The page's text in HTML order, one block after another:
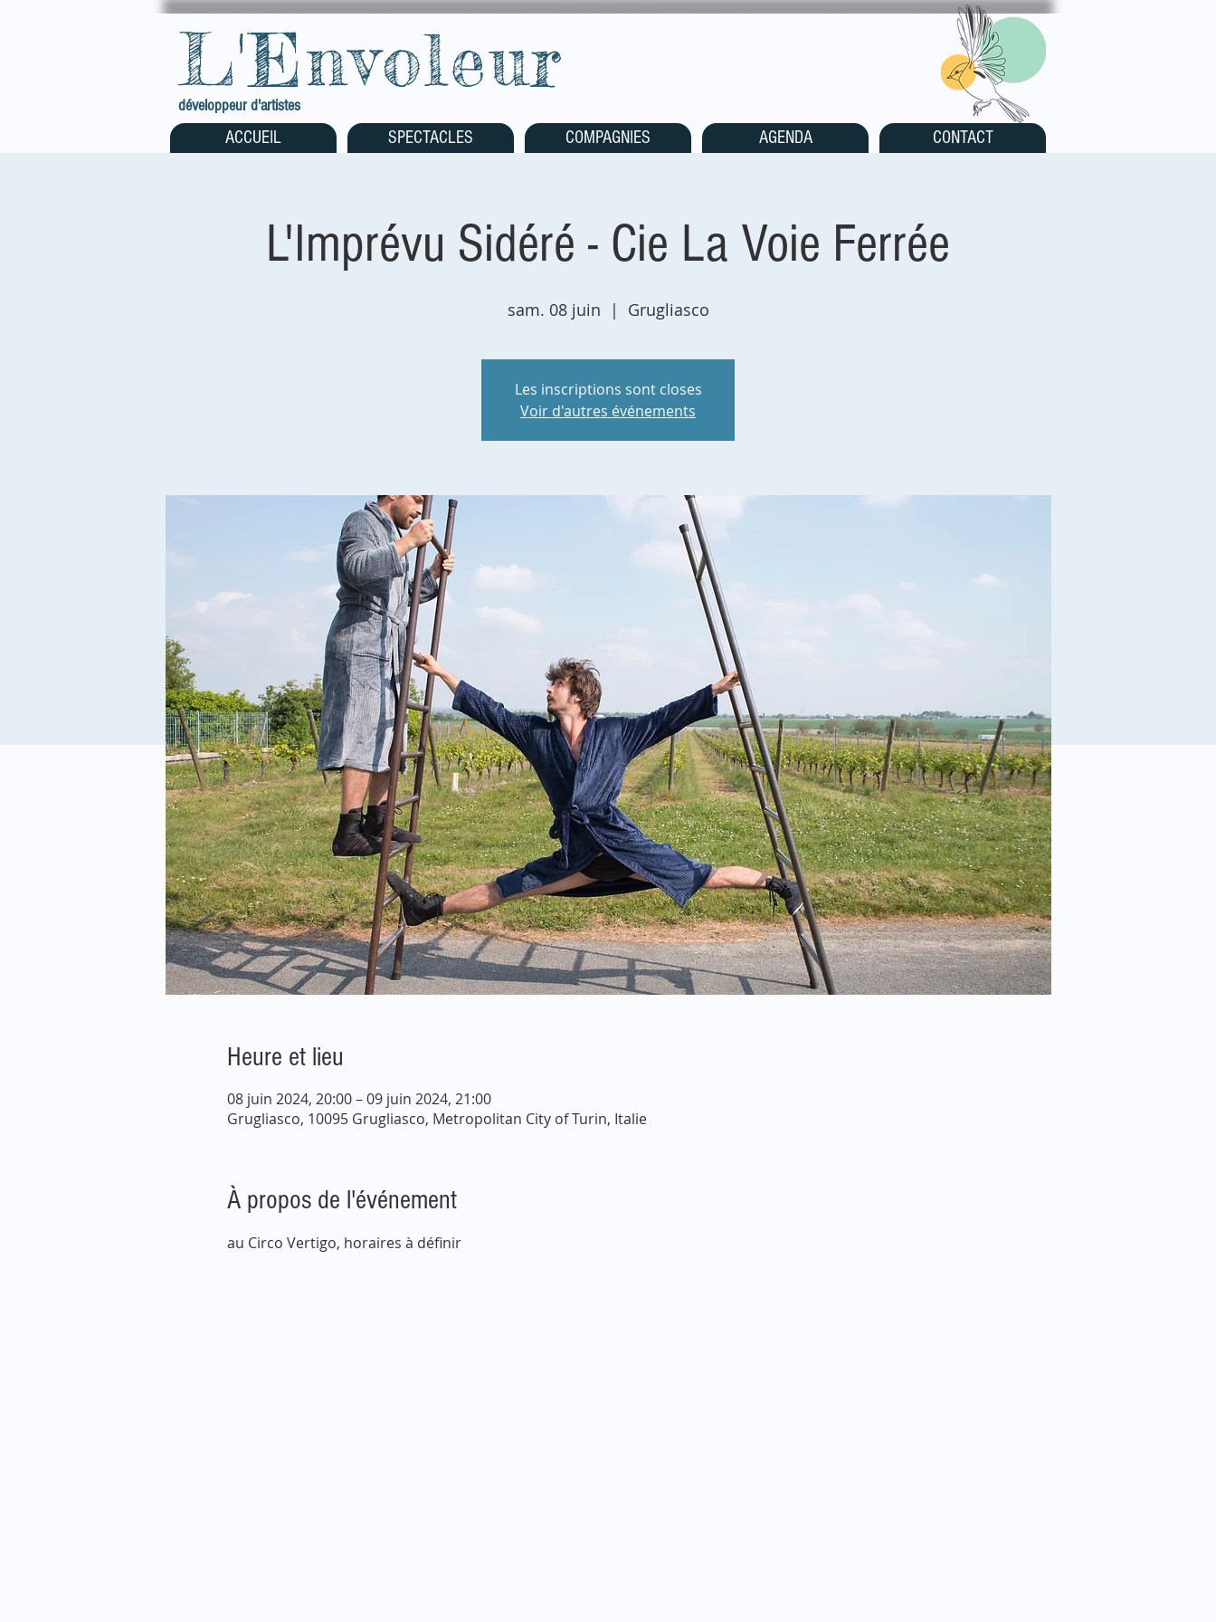
L'Envoleur
développeur d'artistes
ACCUEIL SPECTACLES COMPAGNIES AGENDA CONTACT
L'Imprévu Sidéré - Cie La Voie Ferrée
sam. 08 juin
  |
Grugliasco
Les inscriptions sont closes
Voir d'autres événements
Heure et lieu
08 juin 2024, 20:00 – 09 juin 2024, 21:00
Grugliasco, 10095 Grugliasco, Metropolitan City of Turin, Italie
À propos de l'événement
au Circo Vertigo, horaires à définir